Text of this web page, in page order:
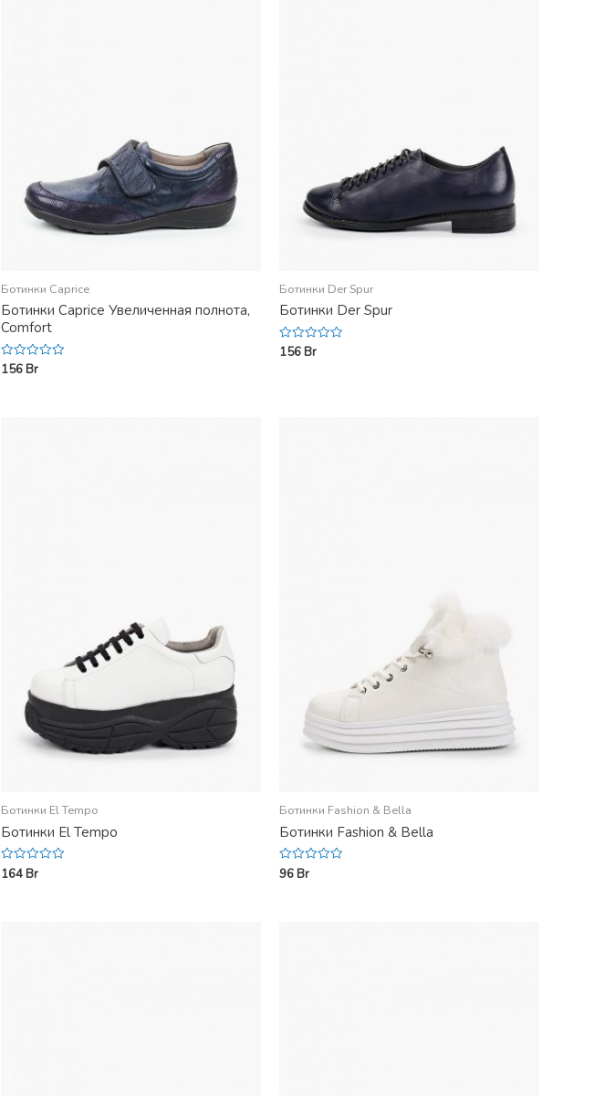
Ботинки Caprice
Ботинки Caprice Увеличенная полнота,
Comfort
Rated
0
156Br
Ботинки Der Spur
Ботинки Der Spur
Rated
0
156Br
Ботинки El Tempo
Ботинки El Tempo
Rated
0
164Br
Ботинки Fashion & Bella
Ботинки Fashion & Bella
Rated
0
96Br